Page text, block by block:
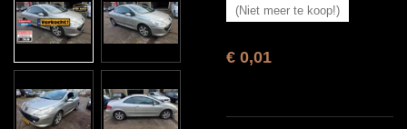
(Niet meer te koop!)
€ 0,01